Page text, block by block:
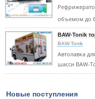
объемом до
BAW-Tonik
BAW-Tonik
Автолавка
шасси BAW-
Новые поступления